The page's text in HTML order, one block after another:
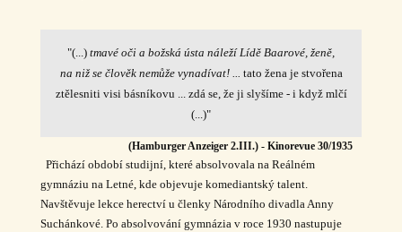
"(...) tmavé oči a božská ústa náleží Lídě Baarové, ženě,
na niž se člověk nemůže vynadívat! ... tato žena je stvořena
ztělesniti visi básníkovu ... zdá se, že ji slyšíme - i když mlčí
(...)"
(Hamburger Anzeiger 2.III.) - Kinorevue 30/1935
Přichází období studijní, které absolvovala na Reálném
gymnáziu na Letné, kde objevuje komediantský talent.
Navštěvuje lekce herectví u členky Národního divadla Anny
Suchánkové. Po absolvování gymnázia v roce 1930 nastupuje